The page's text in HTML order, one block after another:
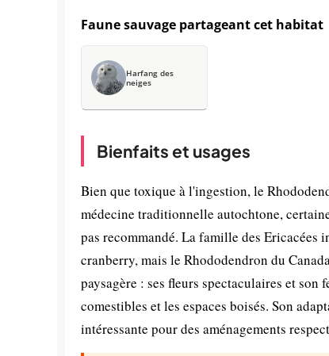
Faune sauvage partageant cet habitat
Harfang des
neiges
Bienfaits et usages
Bien que toxique à l'ingestion, le
médecine traditionnelle autochtone,
pas recommandé. La famille des Ericacées
cranberry, mais le Rhododendron du
paysagère : ses fleurs spectaculaires et
comestibles et les espaces boisés. Son
intéressante pour des aménagements